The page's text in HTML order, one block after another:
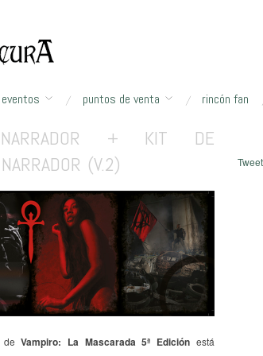
eventos puntos de venta rincón fan
/Vampiro: La Mascarada 5ª Edición Pantalla del
+ KIT DE
(V.2)
deVampiro: La Mascarada 5ª Edición está